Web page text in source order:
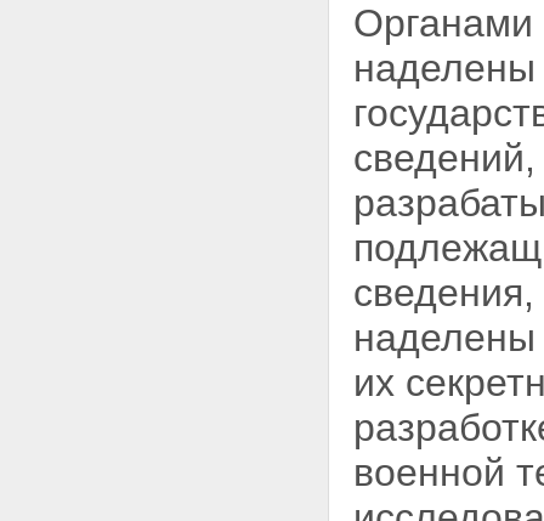
Органами
наделены
наделены
их
военной